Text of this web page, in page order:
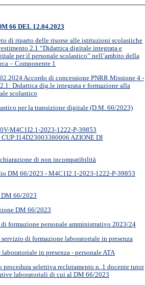
66 DEL 12.04.2023
di riparto delle risorse alle istituzioni scolastiche
2.1 “Didattica digitale integrata e
per il personale scolastico” nell’ambito della
– Componente 1
Accordo di concessione PNRR Missione 4 -
Didattica dig.le integrata e formazione alla
scolastico
per la transizione digitale (D.M. 66/2023)
M4C1I2.1-2023-1222-P-39853
AZIONE DI
di non incompatibilità
DM 66/2023 - M4C1I2.1-2023-1222-P-39853
DM 66/2023
DM 66/2023
formazione personale amministrativo 2023/24
di formazione laboratoriale in presenza
in presenza - personale ATA
procedura selettiva reclutamento n. 1 docente tutor
laboratoriali di cui al DM 66/2023